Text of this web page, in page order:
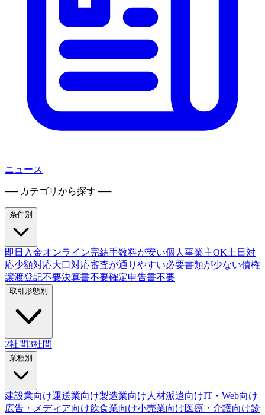
ニュース
── カテゴリから探す ──
条件別
即日入金オンライン完結手数料が安い個人事業主OK土日対
応少額対応大口対応審査が通りやすい必要書類が少ない債権
譲渡登記不要決算書不要確定申告書不要
取引形態別
2社間3社間
業種別
建設業向け運送業向け製造業向け 人材派遣向けIT・Web向け
広告・メディア向け飲食業向け小売業向け医療・介護向け診